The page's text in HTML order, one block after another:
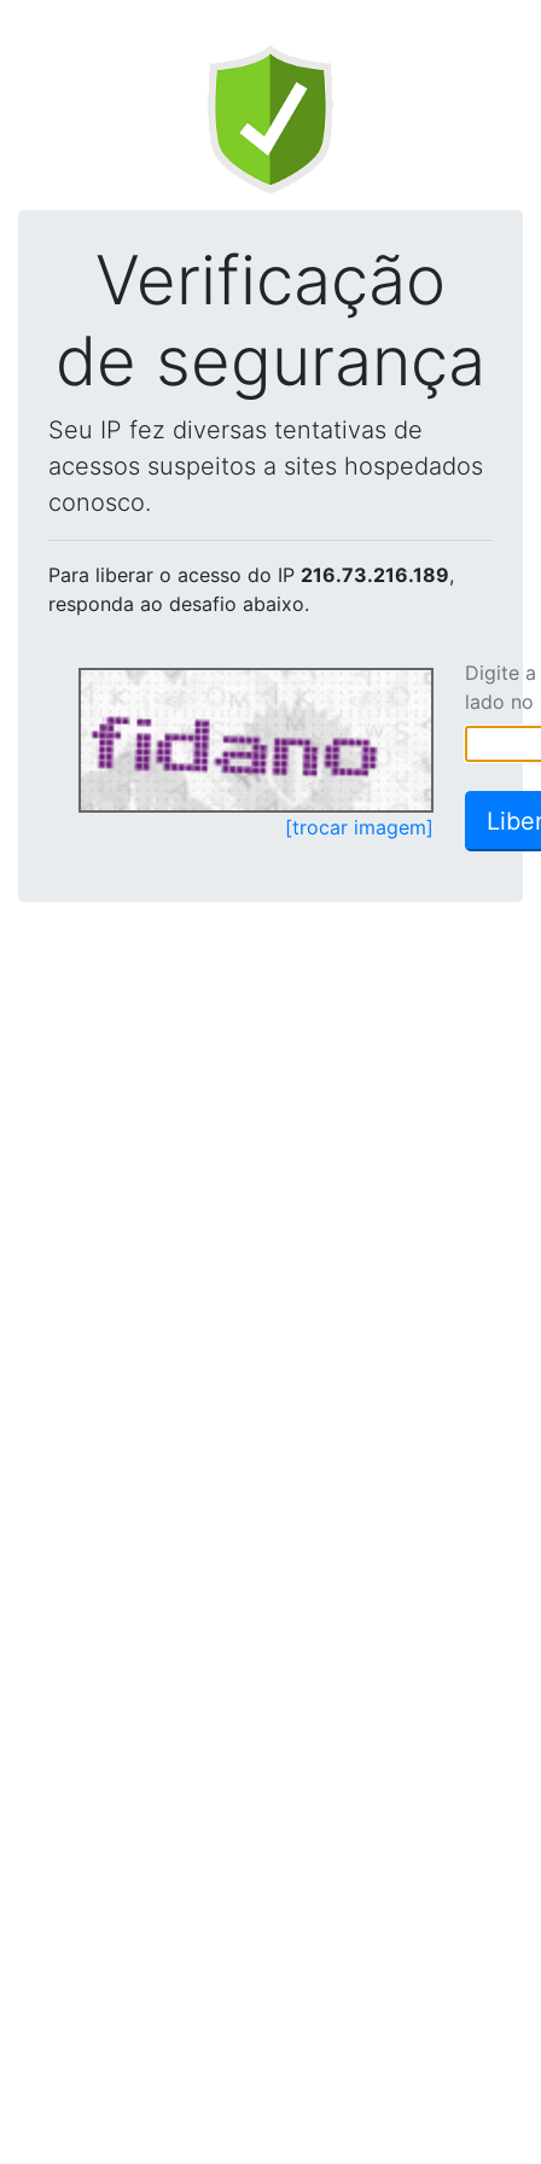
Verificação
de segurança
Seu IP fez diversas tentativas de
acessos suspeitos a sites hospedados
conosco.
Para liberar o acesso do IP 216.73.216.189,
responda ao desafio abaixo.
[trocar imagem]
Digite
lado no